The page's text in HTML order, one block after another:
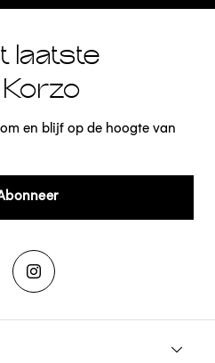
laatste
en blijf op de hoogte van